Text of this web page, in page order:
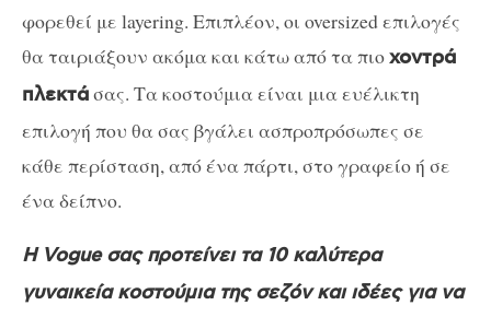
φορεθεί με layering. Επιπλέον, οι oversized επιλογές
θα ταιριάξουν ακόμα και κάτω από τα πιοχοντρά
πλεκτάσας. Τα κοστούμια είναι μια ευέλικτη
επιλογή που θα σας βγάλει ασπροπρόσωπες σε
κάθε περίσταση, από ένα πάρτι, στο γραφείο ή σε
ένα δείπνο.
Η Vogue σας προτείνει τα 10 καλύτερα
γυναικεία κοστούμια της σεζόν και ιδέες για να